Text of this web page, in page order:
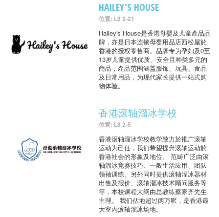
HAILEY'S HOUSE
位置: L9 2-21
Hailey's House是香港母婴及儿童產品品
牌，亦是日本连锁母婴用品店西松屋於
香港的授权零售商。品牌专为孕妇及0至
13岁儿童提供优质、安全且种类多元的
商品，產品范围涵盖服饰、玩具、食品
及日常用品，为现代家长提供一站式购
物体验。
香港滚轴溜冰学校
位置: L8 2-5
香港滚轴溜冰学校教学致力於推广滚轴
运动为己任，我们希望提升滚轴运动於
香港社会的形象及地位。 范畴广泛由滚
轴溜冰竞赛技巧、一般生活应用、团队
领袖训练。另外同时提供滚轴溜冰器材
出售及报价、滚轴溜冰技术顾问服务等
等，本校课程大纲由总教练蔡家齐先生
主理。 我们佔地超过两万呎，是香港最
大室內滚轴溜冰场地。